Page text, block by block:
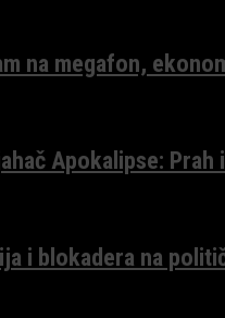
na megafon,
Apokalipse:
i blokadera na